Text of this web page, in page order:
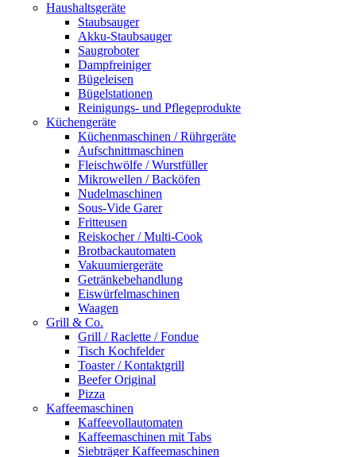
Haushaltsgeräte
Staubsauger
Akku-Staubsauger
Saugroboter
Dampfreiniger
Bügeleisen
Bügelstationen
Reinigungs- und Pflegeprodukte
Küchengeräte
Küchenmaschinen / Rührgeräte
Aufschnittmaschinen
Fleischwölfe / Wurstfüller
Mikrowellen / Backöfen
Nudelmaschinen
Sous-Vide Garer
Fritteusen
Reiskocher / Multi-Cook
Brotbackautomaten
Vakuumiergeräte
Getränkebehandlung
Eiswürfelmaschinen
Waagen
Grill & Co.
Grill / Raclette / Fondue
Tisch Kochfelder
Toaster / Kontaktgrill
Beefer Original
Pizza
Kaffeemaschinen
Kaffeevollautomaten
Kaffeemaschinen mit Tabs
Siebträger Kaffeemaschinen